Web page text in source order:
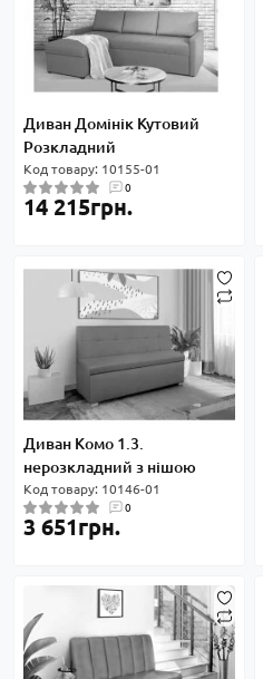
Диван Домінік Кутовий
Розкладний
Код товару: 10155-01
0
14 215грн.
Диван Комо 1.3.
нерозкладний з нішою
Код товару: 10146-01
0
3 651грн.